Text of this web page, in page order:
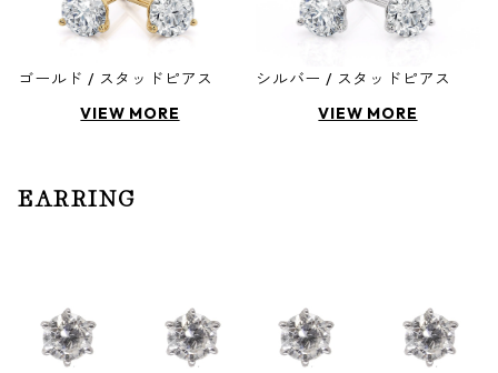
ゴールド / スタッドピアス
VIEW MORE
シルバー / スタッドピアス
VIEW MORE
EARRING